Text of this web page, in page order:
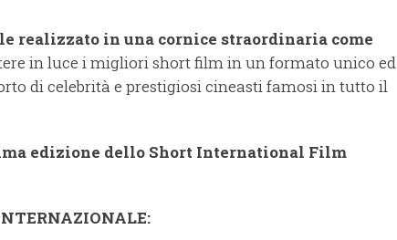
realizzato in una cornice straordinaria come
in luce i migliori short film in un formato unico ed
di celebrità e prestigiosi cineasti famosi in tutto il
edizione dello Short International Film